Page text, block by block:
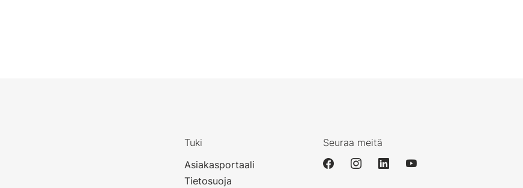
Tuki
Asiakasportaali
Tietosuoja
Seuraa meitä